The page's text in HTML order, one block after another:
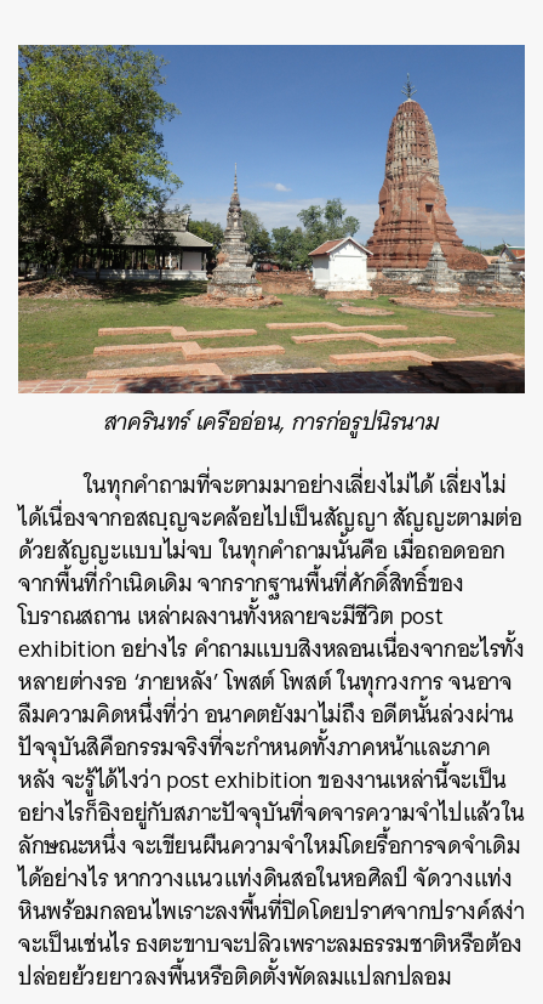
สาครินทร์ เครืออ่อน, การก่อรูปนิรนาม
ในทุกคำถามที่จะตามมาอย่างเลี่ยงไม่ได้ เลี่ยงไม่
ได้เนื่องจากอสญฺญจะคล้อยไปเป็นสัญญา สัญญะตามต่อ
ด้วยสัญญะแบบไม่จบ ในทุกคำถามนั้นคือ เมื่อถอดออก
จากพื้นที่กำเนิดเดิม จากรากฐานพื้นที่ศักดิ์สิทธิ์ของ
โบราณสถาน เหล่าผลงานทั้งหลายจะมีชีวิต post
exhibition อย่างไร คำถามแบบสิงหลอนเนื่องจากอะไรทั้ง
หลายต่างรอ ‘ภายหลัง’ โพสต์ โพสต์ในทุกวงการ จนอาจ
ลืมความคิดหนึ่งที่ว่า อนาคตยังมาไม่ถึง อดีตนั้นล่วงผ่าน
ปัจจุบันสิคือกรรมจริงที่จะกำหนดทั้งภาคหน้าและภาค
หลัง จะรู้ได้ไงว่า post exhibition ของงานเหล่านี้จะเป็น
อย่างไรก็อิงอยู่กับสภาะปัจจุบันที่จดจารความจำไปแล้วใน
ลักษณะหนึ่ง จะเขียนผืนความจำใหม่โดยรื้อการจดจำเดิม
ได้อย่างไร หากวางแนวแท่งดินสอในหอศิลป์ จัดวางแท่ง
หินพร้อมกลอนไพเราะลงพื้นที่ปิดโดยปราศจากปรางค์สง่า
จะเป็นเช่นไร ธงตะขาบจะปลิวเพราะลมธรรมชาติหรือต้อง
ปล่อยย้วยยาวลงพื้นหรือติดตั้งพัดลมแปลกปลอม